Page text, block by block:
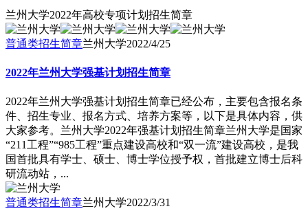
兰州大学2022年高校专项计划招生简章
普通类招生简章兰州大学2022/4/25
2022年兰州大学强基计划招生简章
2022年兰州大学强基计划招生简章已经公布，主要包含报名条
件、招生专业、报名方式、培养方案等，以下是具体内容，供
大家参考。兰州大学2022年强基计划招生简章兰州大学是国家
“211工程”“985工程”重点建设高校和“双一流”建设高校，是我
国首批具有学士、硕士、博士学位授予权，首批建立博士后科
研流动站，...
普通类招生简章兰州大学2022/3/31